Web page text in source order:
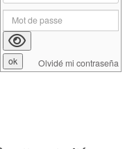
Olvidé mi contraseña